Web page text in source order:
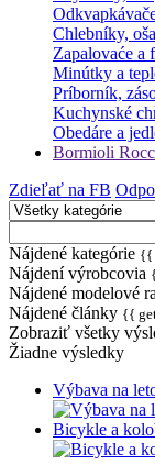
Chlebníky,
Zapalovaće a
Minútky a
Príborník,
Kuchynské
Obedáre a
Bormioli
Zdieľať na FB
Nájdené kategórie {{
Nájdení výrobcovia
Nájdené modelové
Nájdené články {{
Zobraziť všetky
Žiadne výsledky
Výbava na
Bicykle a